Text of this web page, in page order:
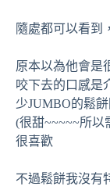
隨處都可以看到
原本以為他會是
咬下去的口感是
少JUMBO的鬆
(很甜~~~~~所以
很喜歡
不過鬆餅我沒有